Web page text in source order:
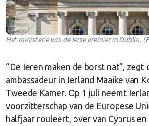
Het ministerie van de Ierse premier in Dublin.
“De Ieren maken de borst nat”, zegt
ambassadeur in Ierland Maaike van
Tweede Kamer. Op 1 juli neemt
voorzitterschap van de Europese
halfjaar rouleert, over van Cyprus en